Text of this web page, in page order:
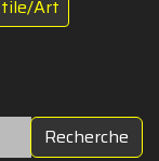
Art
Recherche